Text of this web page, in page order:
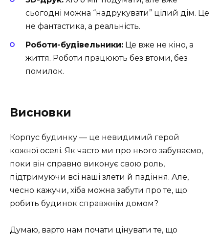
сьогодні можна “надрукувати” цілий дім. Це
не фантастика, а реальність.
Роботи-будівельники: Це вже не кіно, а
життя. Роботи працюють без втоми, без
помилок.
Висновки
Корпус будинку — це невидимий герой
кожної оселі. Як часто ми про нього забуваємо,
поки він справно виконує свою роль,
підтримуючи всі наші злети й падіння. Але,
чесно кажучи, хіба можна забути про те, що
робить будинок справжнім домом?
Думаю, варто нам почати цінувати те, що